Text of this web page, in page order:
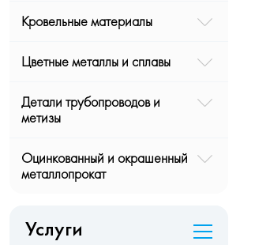
Кровельные материалы
Цветные металлы и сплавы
Детали трубопроводов и
метизы
Оцинкованный и окрашенный
металлопрокат
Услуги